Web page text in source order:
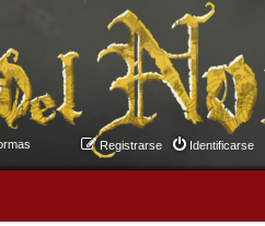
Identificarse
Registrarse